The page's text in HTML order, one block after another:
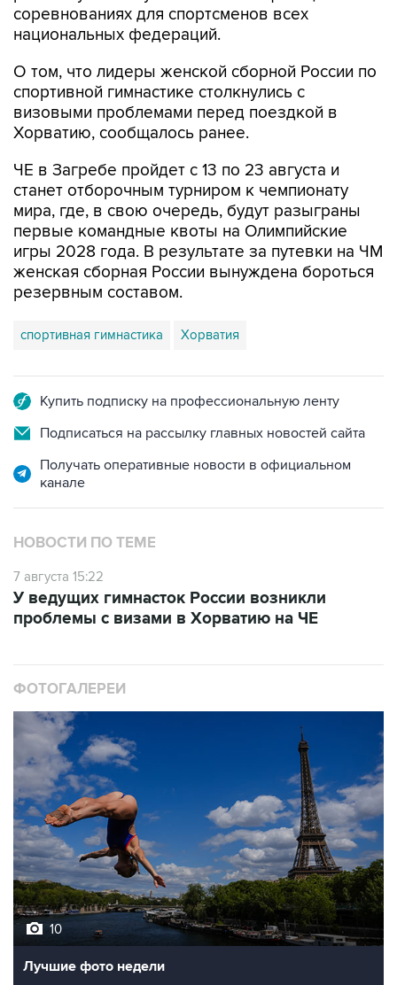
соревнованиях для спортсменов всех
национальных федераций.
О том, что лидеры женской сборной России по
спортивной гимнастике столкнулись с
визовыми проблемами перед поездкой в
Хорватию, сообщалось ранее.
ЧЕ в Загребе пройдет с 13 по 23 августа и
станет отборочным турниром к чемпионату
мира, где, в свою очередь, будут разыграны
первые командные квоты на Олимпийские
игры 2028 года. В результате за путевки на ЧМ
женская сборная России вынуждена бороться
резервным составом.
спортивная гимнастика Хорватия
Купить подписку на профессиональную ленту
Подписаться на рассылку главных новостей сайта
Получать оперативные новости в официальном
канале
НОВОСТИ ПО ТЕМЕ
7 августа 15:22
У ведущих гимнасток России возникли
проблемы с визами в Хорватию на ЧЕ
ФОТОГАЛЕРЕИ
10
Лучшие фото недели